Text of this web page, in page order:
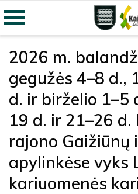
2026 m.
gegužės 4–8 d.,
d. ir birželio 1–5
19 d. ir 21–26
rajono Gaižiūnų
apylinkėse vyks
kariuomenės